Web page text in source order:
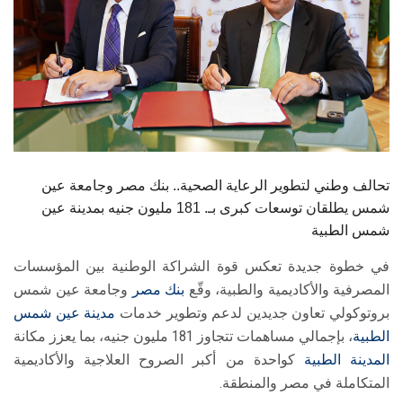
الموظفون
الزائـرون
سجل الان
تحالف وطني لتطوير الرعاية الصحية.. بنك مصر وجامعة عين
شمس يطلقان توسعات كبرى بـ. 181 مليون جنيه بمدينة عين
شمس الطبية
في خطوة جديدة تعكس قوة الشراكة الوطنية بين المؤسسات
المصرفية والأكاديمية والطبية، وقّع بنك مصر وجامعة عين شمس
بروتوكولي تعاون جديدين لدعم وتطوير خدمات مدينة عين شمس
الطبية، بإجمالي مساهمات تتجاوز 181 مليون جنيه، بما يعزز مكانة
المدينة الطبية كواحدة من أكبر الصروح العلاجية والأكاديمية
المتكاملة في مصر والمنطقة.